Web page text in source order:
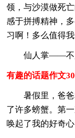
领，与沙漠做死
感于拼搏精神，
习啊！多么值得
仙人掌——不
有趣的话题作文
暑假里，爸
了许多螃蟹。第
唤起了我的好奇